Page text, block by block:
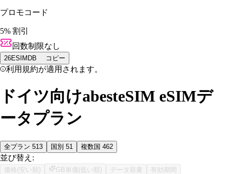
プロモコード
5% 割引
回数制限なし
26ESIMDB コピー
利用規約が適用されます。
ドイツ向けabesteSIM eSIMデ
ータプラン
全プラン 513 国別 51 複数国 462
並び替え:
価格(安い順) GB単価(低い順) データ容量 有効期間